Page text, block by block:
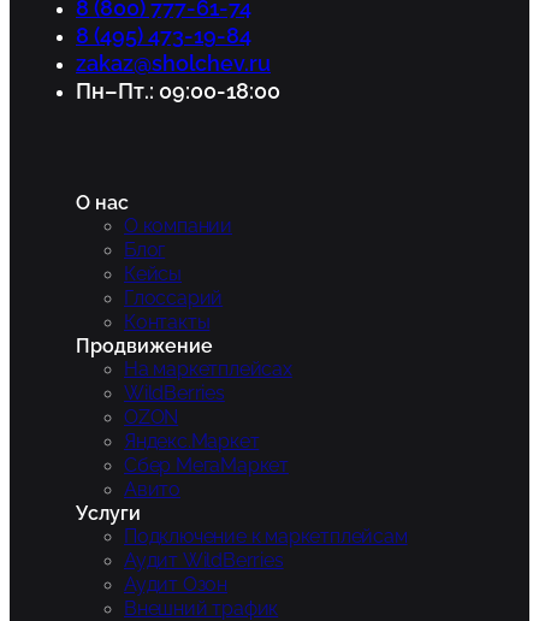
8 (800) 777-61-74
8 (495) 473-19-84
zakaz@sholchev.ru
Пн–Пт.: 09:00-18:00
О нас
О компании
Блог
Кейсы
Глоссарий
Контакты
Продвижение
На маркетплейсах
WildBerries
OZON
Яндекс.Маркет
Сбер МегаМаркет
Авито
Услуги
Подключение к маркетплейсам
Аудит WildBerries
Аудит Озон
Внешний трафик